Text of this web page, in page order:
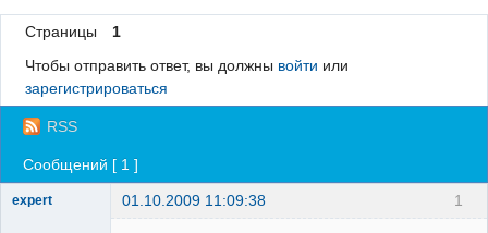
Регистрация
Страницы
1
Чтобы отправить ответ, вы должны войти или
зарегистрироваться
RSS
Сообщений [ 1 ]
1
expert 01.10.2009 11:09:38
Зарегистрированный